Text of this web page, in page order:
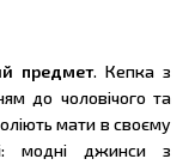
предмет. Кепка з
до чоловічого та
мати в своєму
модні джинси з